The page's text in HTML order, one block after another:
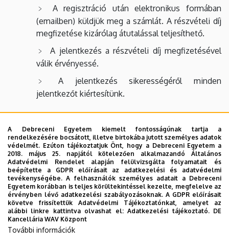
A regisztráció után elektronikus formában
(emailben) küldjük meg a számlát. A részvételi díj
megfizetése kizárólag átutalással teljesíthető.
A jelentkezés a részvételi díj megfizetésével
válik érvényessé.
A jelentkezés sikerességéről minden
jelentkezőt kiértesítünk.
információkért forduljon hozzánk
asinkalucia@agr.unideb.hue-mail címen, vagy a
következő telefonszámon:+36 52 508 444 /
88146mellék.
REGISZTRÁCIÓ
A Debreceni Egyetem kiemelt fontosságúnak tartja a
rendelkezésére bocsátott, illetve birtokába jutott személyes adatok
védelmét. Ezúton tájékoztatjuk Önt, hogy a Debreceni Egyetem a
2018. május 25. napjától kötelezően alkalmazandó Általános
Adatvédelmi Rendelet alapján felülvizsgálta folyamatait és
beépítette a GDPR előírásait az adatkezelési és adatvédelmi
tevékenységébe. A felhasználók személyes adatait a Debreceni
Egyetem korábban is teljes körültekintéssel kezelte, megfelelve az
érvényben lévő adatkezelési szabályozásoknak. A GDPR előírásait
követve frissítettük Adatvédelmi Tájékoztatónkat, amelyet az
alábbi linkre kattintva olvashat el:Adatkezelési tájékoztató. DE
Kancellária WAV Központ
További információk